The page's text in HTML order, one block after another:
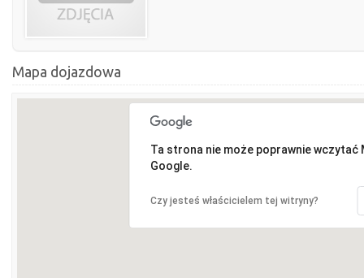
Mapa dojazdowa
Ta strona nie może poprawnie wczytać
Google.
Czy jesteś właścicielem tej witryny?